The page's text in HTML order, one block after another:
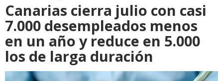
Canarias cierra julio con casi
7.000 desempleados menos
en un año y reduce en 5.000
los de larga duración